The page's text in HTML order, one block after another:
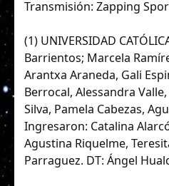
Transmisión: Zapping
(1) UNIVERSIDAD
Barrientos; Marcela
Arantxa Araneda, Gali
Berrocal, Alessandra
Silva, Pamela Cabezas,
Ingresaron: Catalina
Agustina Riquelme,
Parraguez. DT: Ángel